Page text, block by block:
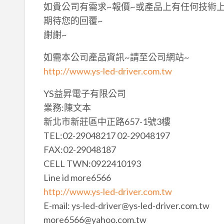
如貴公司有需求~報價~或產品上有任何技術
期待您的回覆~
謝謝~
如需本公司產品資訊~請至公司網站~
http://www.ys-led-driver.com.tw
YS益昇電子有限公司
業務:陳文本
新北市新莊區中正路657-1號3樓
TEL:02-29048217 02-29048197
FAX:02-29048187
CELL TWN:0922410193
Line id more6566
http://www.ys-led-driver.com.tw
E-mail: ys-led-driver@ys-led-driver.com.tw
more6566@yahoo.com.tw